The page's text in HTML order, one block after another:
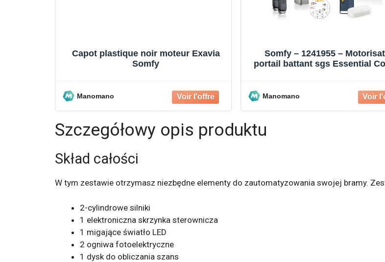
Capot plastique noir moteur Exavia
Somfy
Manomano
Somfy – 1241955 –
portail battant sgs Essential
Manomano
Szczegółowy opis produktu
Skład całości
W tym zestawie otrzymasz niezbędne elementy do zautomatyzowania swojej bramy.
2-cylindrowe silniki
1 elektroniczna skrzynka sterownicza
1 migające światło LED
2 ogniwa fotoelektryczne
1 dysk do obliczania szans